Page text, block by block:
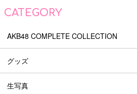
CATEGORY
AKB48 COMPLETE COLLECTION
グッズ
生写真